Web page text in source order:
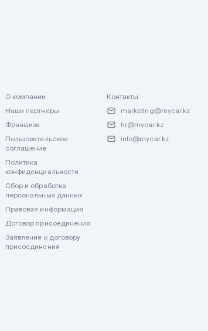
О компании
Наши партнеры
Франшиза
Пользовательское
соглашение
Политика
конфиденциальности
Сбор и обработка
персональных данных
Правовая информация
Договор присоединения
Заявление к договору
присоединения
Контакты
marketing@mycar.kz
hr@mycar.kz
info@mycar.kz